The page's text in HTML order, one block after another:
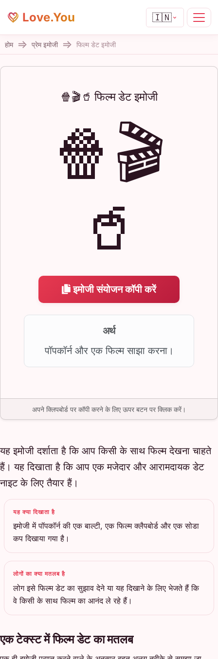
Love.You 🇮🇳
होम प्रेम इमोजी फिल्म डेट इमोजी
🍿🎬🥤 फिल्म डेट इमोजी
🍿🎬
🥤
इमोजी संयोजन कॉपी करें
अर्थ
पॉपकॉर्न और एक फिल्म साझा करना।
अपने क्लिपबोर्ड पर कॉपी करने के लिए ऊपर बटन पर क्लिक करें।
यह इमोजी दर्शाता है कि आप किसी के साथ फिल्म देखना चाहते
हैं। यह दिखाता है कि आप एक मजेदार और आरामदायक डेट
नाइट के लिए तैयार हैं।
यह क्या दिखाता है
इमोजी में पॉपकॉर्न की एक बाल्टी, एक फिल्म क्लैपबोर्ड और एक सोडा
कप दिखाया गया है।
लोगों का क्या मतलब है
लोग इसे फिल्म डेट का सुझाव देने या यह दिखाने के लिए भेजते हैं कि
वे किसी के साथ फिल्म का आनंद ले रहे हैं।
एक टेक्स्ट में फिल्म डेट का मतलब